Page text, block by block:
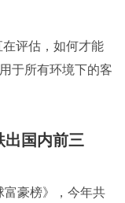
评估，如何才能
于所有环境下的客
国内前三
豪榜》，今年共